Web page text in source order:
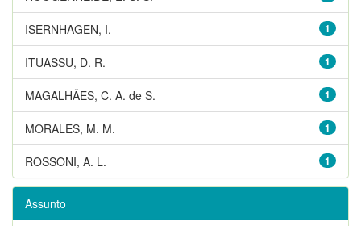
1
ISERNHAGEN, I.
1
ITUASSU, D. R.
1
MAGALHÃES, C. A. de S.
1
MORALES, M. M.
1
ROSSONI, A. L.
Assunto